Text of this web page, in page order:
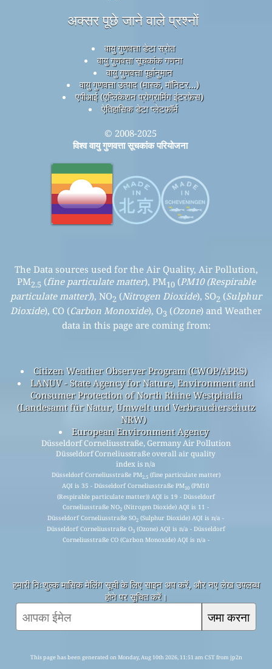
अक्सर पूछे जाने वाले प्रश्नों
वायु गुणवत्ता डेटा स्रोत
वायु गुणवत्ता सूचकांक गणना
वायु गुणवत्ता पूर्वानुमान
वायु गुणवत्ता उत्पाद (मास्क, मॉनिटर...)
एपीआई (एप्लिकेशन प्रोग्रामिंग इंटरफ़ेस)
ऐतिहासिक डेटा प्लेटफ़ॉर्म
© 2008-2025
विश्व वायु गुणवत्ता सूचकांक परियोजना
The Data sources used for the Air Quality, Air Pollution,
PM2.5 (fine particulate matter), PM10(PM10 (Respirable
particulate matter)), NO2 (Nitrogen Dioxide), SO2 (Sulphur
Dioxide), CO (Carbon Monoxide), O3 (Ozone) and Weather
data in this page are coming from:
Citizen Weather Observer Program (CWOP/APRS)
LANUV - State Agency for Nature, Environment and
Consumer Protection of North Rhine Westphalia
(Landesamt für Natur, Umwelt und Verbraucherschutz
NRW)
European Environment Agency
Düsseldorf Corneliusstraße, Germany Air Pollution
Düsseldorf Corneliusstraße overall air quality
index is n/a
Düsseldorf Corneliusstraße PM2.5(fine particulate matter)
AQI is 35 - Düsseldorf Corneliusstraße PM10 (PM10
(Respirable particulate matter)) AQI is 19 - Düsseldorf
Corneliusstraße NO2 (Nitrogen Dioxide) AQI is 11 -
Düsseldorf Corneliusstraße SO2 (Sulphur Dioxide) AQI is n/a -
Düsseldorf Corneliusstraße O3(Ozone) AQI is n/a - Düsseldorf
Corneliusstraße CO (Carbon Monoxide) AQI is n/a -
हमारी निःशुल्क मासिक मेलिंग सूची के लिए साइन अप करें, और नए लेख उपलब्ध
होने पर सूचित करें।
जमा करना
This page has been generated on Monday, Aug 10th 2026, 11:51 am CST from jp2n